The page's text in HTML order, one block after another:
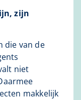
zijn
die van de
niet
makkelijk